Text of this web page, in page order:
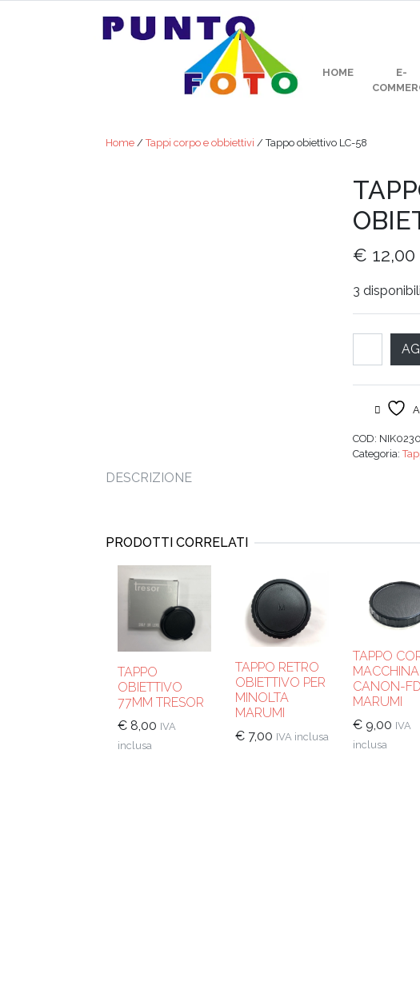
HOME
E-
Home /Tappi corpo e obbiettivi / Tappo obiettivo LC-58
€ 12,00
3 disponibili
Quantità
COD: NIK0230
Categoria:
DESCRIZIONE
PRODOTTI CORRELATI
TAPPO
OBIETTIVO
77MM TRESOR
€ 8,00 IVA
inclusa
TAPPO RETRO
OBIETTIVO PER
MINOLTA
MARUMI
€ 7,00 IVA inclusa
TAPPO
MACCHINA
CANON-FD
MARUMI
€ 9,00 IVA
inclusa